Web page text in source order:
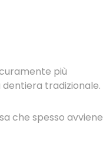
più
tradizionale.
che spesso avviene